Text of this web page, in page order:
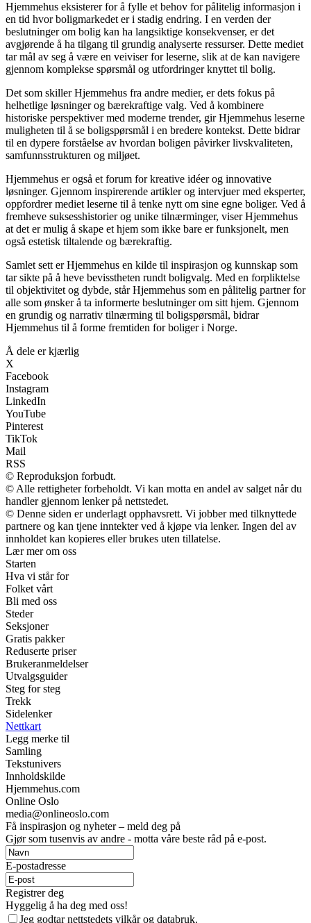
Hjemmehus eksisterer for å fylle et behov for pålitelig informasjon i
en tid hvor boligmarkedet er i stadig endring. I en verden der
beslutninger om bolig kan ha langsiktige konsekvenser, er det
avgjørende å ha tilgang til grundig analyserte ressurser. Dette mediet
tar mål av seg å være en veiviser for leserne, slik at de kan navigere
gjennom komplekse spørsmål og utfordringer knyttet til bolig.
Det som skiller Hjemmehus fra andre medier, er dets fokus på
helhetlige løsninger og bærekraftige valg. Ved å kombinere
historiske perspektiver med moderne trender, gir Hjemmehus leserne
muligheten til å se boligspørsmål i en bredere kontekst. Dette bidrar
til en dypere forståelse av hvordan boligen påvirker livskvaliteten,
samfunnsstrukturen og miljøet.
Hjemmehus er også et forum for kreative idéer og innovative
løsninger. Gjennom inspirerende artikler og intervjuer med eksperter,
oppfordrer mediet leserne til å tenke nytt om sine egne boliger. Ved å
fremheve suksesshistorier og unike tilnærminger, viser Hjemmehus
at det er mulig å skape et hjem som ikke bare er funksjonelt, men
også estetisk tiltalende og bærekraftig.
Samlet sett er Hjemmehus en kilde til inspirasjon og kunnskap som
tar sikte på å heve bevisstheten rundt boligvalg. Med en forpliktelse
til objektivitet og dybde, står Hjemmehus som en pålitelig partner for
alle som ønsker å ta informerte beslutninger om sitt hjem. Gjennom
en grundig og narrativ tilnærming til boligspørsmål, bidrar
Hjemmehus til å forme fremtiden for boliger i Norge.
Å dele er kjærlig
X
Facebook
Instagram
LinkedIn
YouTube
Pinterest
TikTok
Mail
RSS
© Reproduksjon forbudt.
© Alle rettigheter forbeholdt. Vi kan motta en andel av salget når du
handler gjennom lenker på nettstedet.
© Denne siden er underlagt opphavsrett. Vi jobber med tilknyttede
partnere og kan tjene inntekter ved å kjøpe via lenker. Ingen del av
innholdet kan kopieres eller brukes uten tillatelse.
Lær mer om oss
Starten
Hva vi står for
Folket vårt
Bli med oss
Steder
Seksjoner
Gratis pakker
Reduserte priser
Brukeranmeldelser
Utvalgsguider
Steg for steg
Trekk
Sidelenker
Nettkart
Legg merke til
Samling
Tekstunivers
Innholdskilde
Hjemmehus.com
Online Oslo
media@onlineoslo.com
Få inspirasjon og nyheter – meld deg på
Gjør som tusenvis av andre - motta våre beste råd på e-post.
E-postadresse
Registrer deg
Hyggelig å ha deg med oss!
Jeg godtar nettstedets vilkår og databruk.